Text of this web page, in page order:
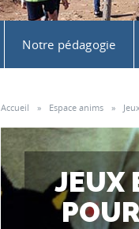
Notre pédagogie
Accueil » Espace anims »
JEUX